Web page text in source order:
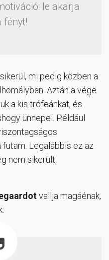
le akarja
fényt!
mi pedig közben a
Aztán a vége
a kis trófeánkat, és
ünnepel. Például
Legalábbis ez az
nem sikerült
vallja magáénak,